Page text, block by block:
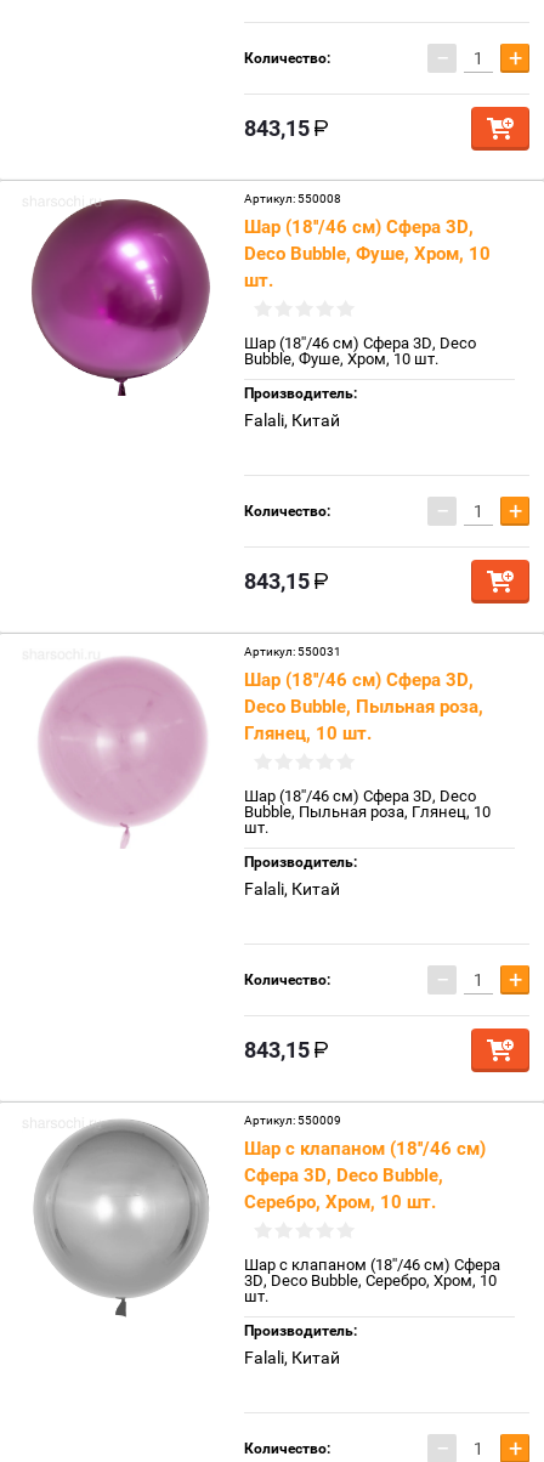
Количество: − +
843,15
Артикул:550008
Шар (18''/46 см) Сфера 3D,
Deco Bubble, Фуше, Хром, 10
шт.
Шар (18''/46 см) Сфера 3D, Deco
Bubble, Фуше, Хром, 10 шт.
Производитель:
Falali, Китай
Количество: − +
843,15
Артикул:550031
Шар (18''/46 см) Сфера 3D,
Deco Bubble, Пыльная роза,
Глянец, 10 шт.
Шар (18''/46 см) Сфера 3D, Deco
Bubble, Пыльная роза, Глянец, 10
шт.
Производитель:
Falali, Китай
Количество: − +
843,15
Артикул:550009
Шар с клапаном (18''/46 см)
Сфера 3D, Deco Bubble,
Серебро, Хром, 10 шт.
Шар с клапаном (18''/46 см) Сфера
3D, Deco Bubble, Серебро, Хром, 10
шт.
Производитель:
Falali, Китай
Количество: − +